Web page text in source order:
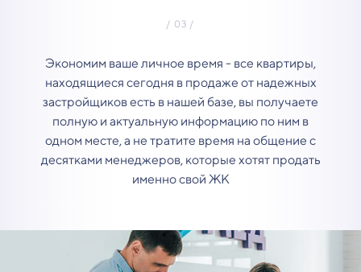
Экономим ваше личное время - все квартиры,
находящиеся сегодня в продаже от надежных
застройщиков есть в нашей базе, вы получаете
полную и актуальную информацию по ним в
одном месте, а не тратите время на общение с
десятками менеджеров, которые хотят продать
именно свой ЖК